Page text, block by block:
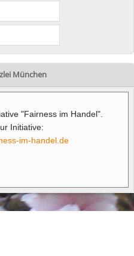
München
"Fairness im Handel".
Initiative:
im-handel.de